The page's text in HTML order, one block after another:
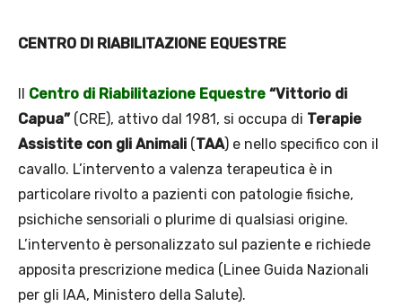
CENTRO DI RIABILITAZIONE EQUESTRE
Il Centro di Riabilitazione Equestre “Vittorio di
Capua” (CRE), attivo dal 1981, si occupa di Terapie
Assistite con gli Animali (TAA) e nello specifico con il
cavallo. L’intervento a valenza terapeutica è in
particolare rivolto a pazienti con patologie fisiche,
psichiche sensoriali o plurime di qualsiasi origine.
L’intervento è personalizzato sul paziente e richiede
apposita prescrizione medica (Linee Guida Nazionali
per gli IAA, Ministero della Salute).